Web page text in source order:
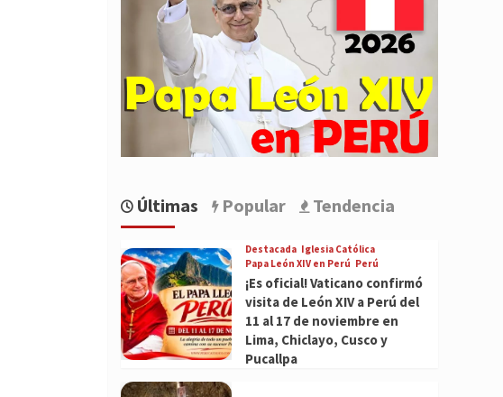
Últimas Popular Tendencia
Destacada Iglesia Católica
Papa León XIV en Perú Perú
¡Es oficial! Vaticano confirmó
visita de León XIV a Perú del
11 al 17 de noviembre en
Lima, Chiclayo, Cusco y
Pucallpa